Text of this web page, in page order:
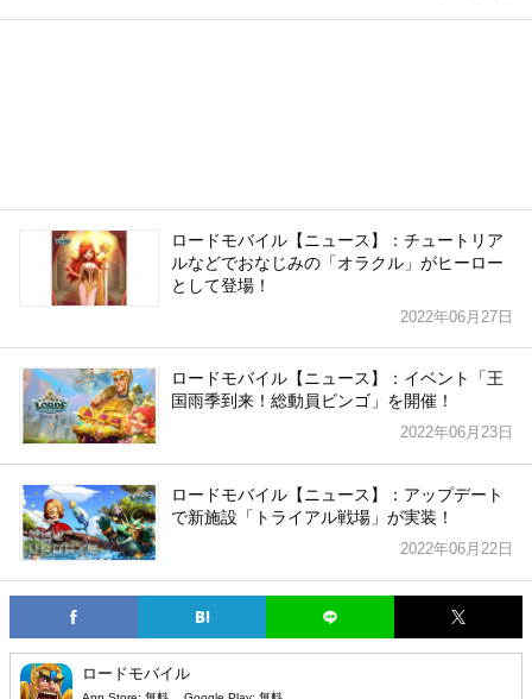
ロードモバイル【ニュース】：チュートリア
ルなどでおなじみの「オラクル」がヒーロー
として登場！
2022年06月27日
ロードモバイル【ニュース】：イベント「王
国雨季到来！総動員ビンゴ」を開催！
2022年06月23日
ロードモバイル【ニュース】：アップデート
で新施設「トライアル戦場」が実装！
2022年06月22日
ロードモバイル